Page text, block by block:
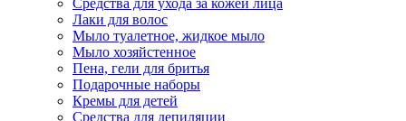
Средства для ухода за кожей лица
Лаки для волос
Мыло туалетное, жидкое мыло
Мыло хозяйстенное
Пена, гели для бритья
Подарочные наборы
Кремы для детей
Средства для депиляции